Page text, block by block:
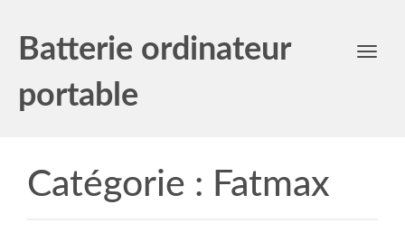
Batterie ordinateur
portable
Toggle
Catégorie : Fatmax